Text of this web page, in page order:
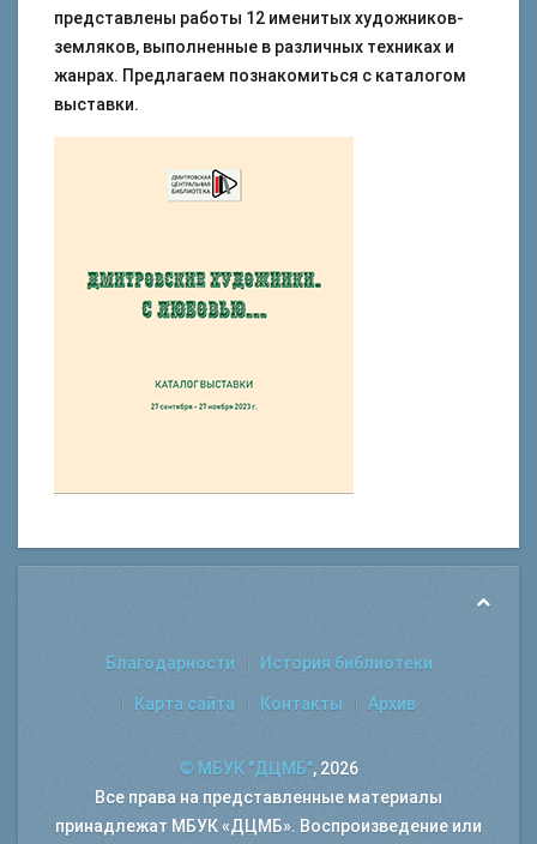
представлены работы 12 именитых художников-
земляков, выполненные в различных техниках и
жанрах. Предлагаем познакомиться с каталогом
выставки.
Благодарности История библиотеки
Карта сайта Контакты Архив
© МБУК "ДЦМБ", 2026
Все права на представленные материалы
принадлежат МБУК «ДЦМБ». Воспроизведение или